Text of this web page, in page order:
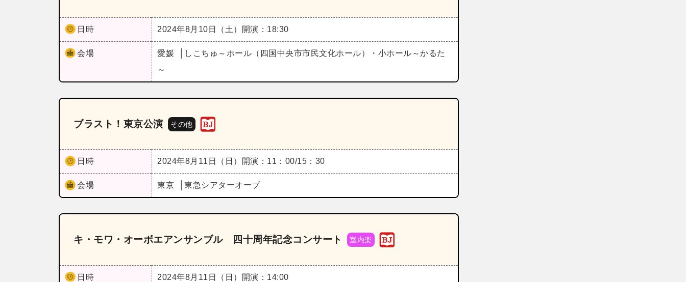
日時 2024年8月10日（土） 開演：18:30
会場 愛媛
しこちゅ～ホール（四国中央市市民文化ホール）・小ホール～かるた
～
ブラスト！東京公演 その他
日時 2024年8月11日（日） 開演：11：00/15：30
会場 東京 東急シアターオーブ
キ・モワ・オーボエアンサンブル 四十周年記念コンサート 室内楽
日時 2024年8月11日（日） 開演：14:00